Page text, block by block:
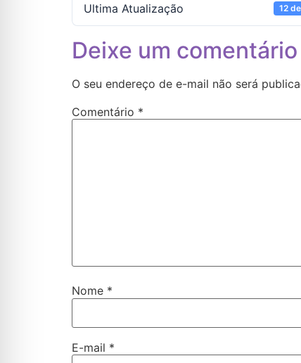
Ultima Atualização 12
Deixe um comentário
O seu endereço de e-mail não será
Comentário *
Nome *
E-mail *